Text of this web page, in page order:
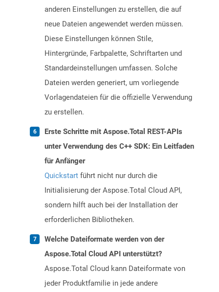
anderen Einstellungen zu erstellen, die auf
neue Dateien angewendet werden müssen.
Diese Einstellungen können Stile,
Hintergründe, Farbpalette, Schriftarten und
Standardeinstellungen umfassen. Solche
Dateien werden generiert, um vorliegende
Vorlagendateien für die offizielle Verwendung
zu erstellen.
Erste Schritte mit Aspose.Total REST-APIs
unter Verwendung des C++ SDK: Ein Leitfaden
für Anfänger
Quickstart führt nicht nur durch die
Initialisierung der Aspose.Total Cloud API,
sondern hilft auch bei der Installation der
erforderlichen Bibliotheken.
Welche Dateiformate werden von der
Aspose.Total Cloud API unterstützt?
Aspose.Total Cloud kann Dateiformate von
jeder Produktfamilie in jede andere